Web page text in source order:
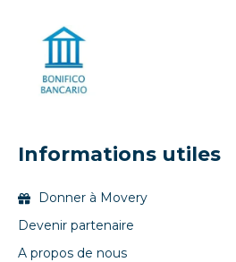
Informations utiles
Donner à Movery
Devenir partenaire
A propos de nous